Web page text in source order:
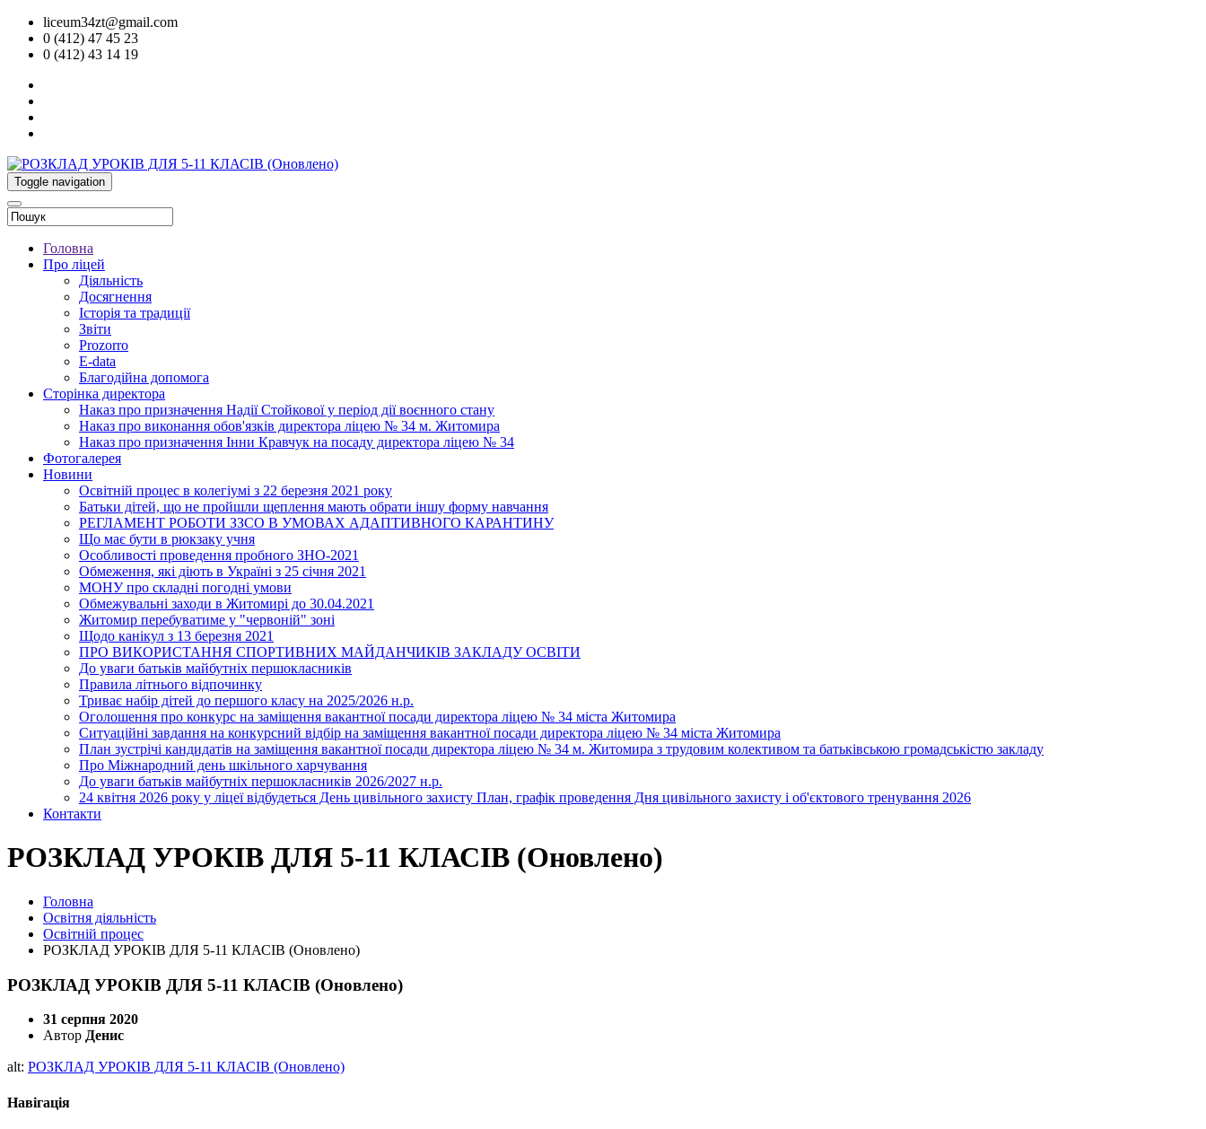
liceum34zt@gmail.com
0 (412) 47 45 23
0 (412) 43 14 19
Toggle navigation
Головна
Про ліцей
Діяльність
Досягнення
Історія та традиції
Звіти
Prozorro
E-data
Благодійна допомога
Сторінка директора
Наказ про призначення Надії Стойкової у період дії воєнного стану
Наказ про виконання обов'язків директора ліцею № 34 м. Житомира
Наказ про призначення Інни Кравчук на посаду директора ліцею № 34
Фотогалерея
Новини
Освітній процес в колегіумі з 22 березня 2021 року
Батьки дітей, що не пройшли щеплення мають обрати іншу форму навчання
РЕГЛАМЕНТ РОБОТИ ЗЗСО В УМОВАХ АДАПТИВНОГО КАРАНТИНУ
Що має бути в рюкзаку учня
Особливості проведення пробного ЗНО-2021
Обмеження, які діють в Україні з 25 січня 2021
МОНУ про складні погодні умови
Обмежувальні заходи в Житомирі до 30.04.2021
Житомир перебуватиме у "червоній" зоні
Щодо канікул з 13 березня 2021
ПРО ВИКОРИСТАННЯ СПОРТИВНИХ МАЙДАНЧИКІВ ЗАКЛАДУ ОСВІТИ
До уваги батьків майбутніх першокласників
Правила літнього відпочинку
Триває набір дітей до першого класу на 2025/2026 н.р.
Оголошення про конкурс на заміщення вакантної посади директора ліцею № 34 міста Житомира
Ситуаційні завдання на конкурсний відбір на заміщення вакантної посади директора ліцею № 34 міста Житомира
План зустрічі кандидатів на заміщення вакантної посади директора ліцею № 34 м. Житомира з трудовим колективом та батьківською громадськістю закладу
Про Міжнародний день шкільного харчування
До уваги батьків майбутніх першокласників 2026/2027 н.р.
24 квітня 2026 року у ліцеї відбудеться День цивільного захисту План, графік проведення Дня цивільного захисту і об'єктового тренування 2026
Контакти
РОЗКЛАД УРОКІВ ДЛЯ 5-11 КЛАСІВ (Оновлено)
Головна
Освітня діяльність
Освітній процес
РОЗКЛАД УРОКІВ ДЛЯ 5-11 КЛАСІВ (Оновлено)
РОЗКЛАД УРОКІВ ДЛЯ 5-11 КЛАСІВ (Оновлено)
31 серпня 2020
Автор Денис
alt: РОЗКЛАД УРОКІВ ДЛЯ 5-11 КЛАСІВ (Оновлено)
Навігація